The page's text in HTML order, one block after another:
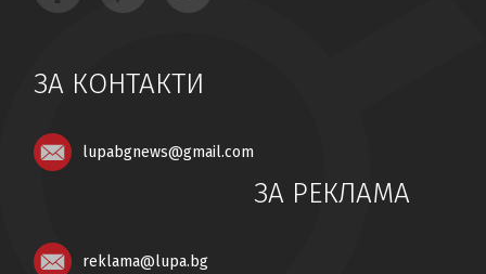
ЗА КОНТАКТИ
lupabgnews@gmail.com
ЗА РЕКЛАМА
reklama@lupa.bg